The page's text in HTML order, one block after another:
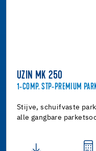
UZIN MK 250
1-COMP. STP-PREMIUM
Stijve, schuifvaste
alle gangbare